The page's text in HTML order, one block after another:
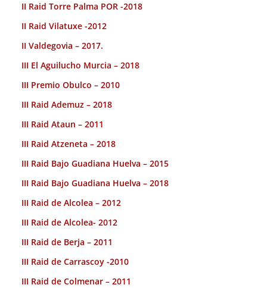
II Raid Torre Palma POR -2018
II Raid Vilatuxe -2012
II Valdegovia – 2017.
III El Aguilucho Murcia – 2018
III Premio Obulco – 2010
III Raid Ademuz – 2018
III Raid Ataun – 2011
III Raid Atzeneta – 2018
III Raid Bajo Guadiana Huelva – 2015
III Raid Bajo Guadiana Huelva – 2018
III Raid de Alcolea – 2012
III Raid de Alcolea- 2012
III Raid de Berja – 2011
III Raid de Carrascoy -2010
III Raid de Colmenar – 2011